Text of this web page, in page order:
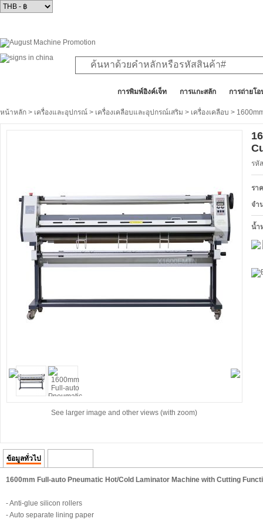
การพิมพ์อิงค์เจ็ท การแกะสลัก การถ่ายโ
หน้าหลัก > เครื่องและอุปกรณ์ > เครื่องเคลือบและอุปกรณ์เสริม > เครื่องเคลือบ >
See larger image and other views (with zoom)
รหั
รา
จำ
น้ำ
ข้อมูลทั่วไป
1600mm Full-auto Pneumatic Hot/Cold Laminator Machine with Cutting
- Anti-glue silicon rollers
- Auto separate lining paper